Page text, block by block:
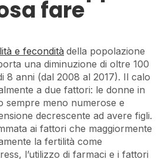
fare
e fecondità della popolazione
una diminuzione di oltre 100
8 anni (dal 2008 al 2017). Il calo
a due fattori: le donne in
sempre meno numerose e
decrescente ad avere figli.
ai fattori che maggiormente
la fertilità come
l’utilizzo di farmaci e i fattori